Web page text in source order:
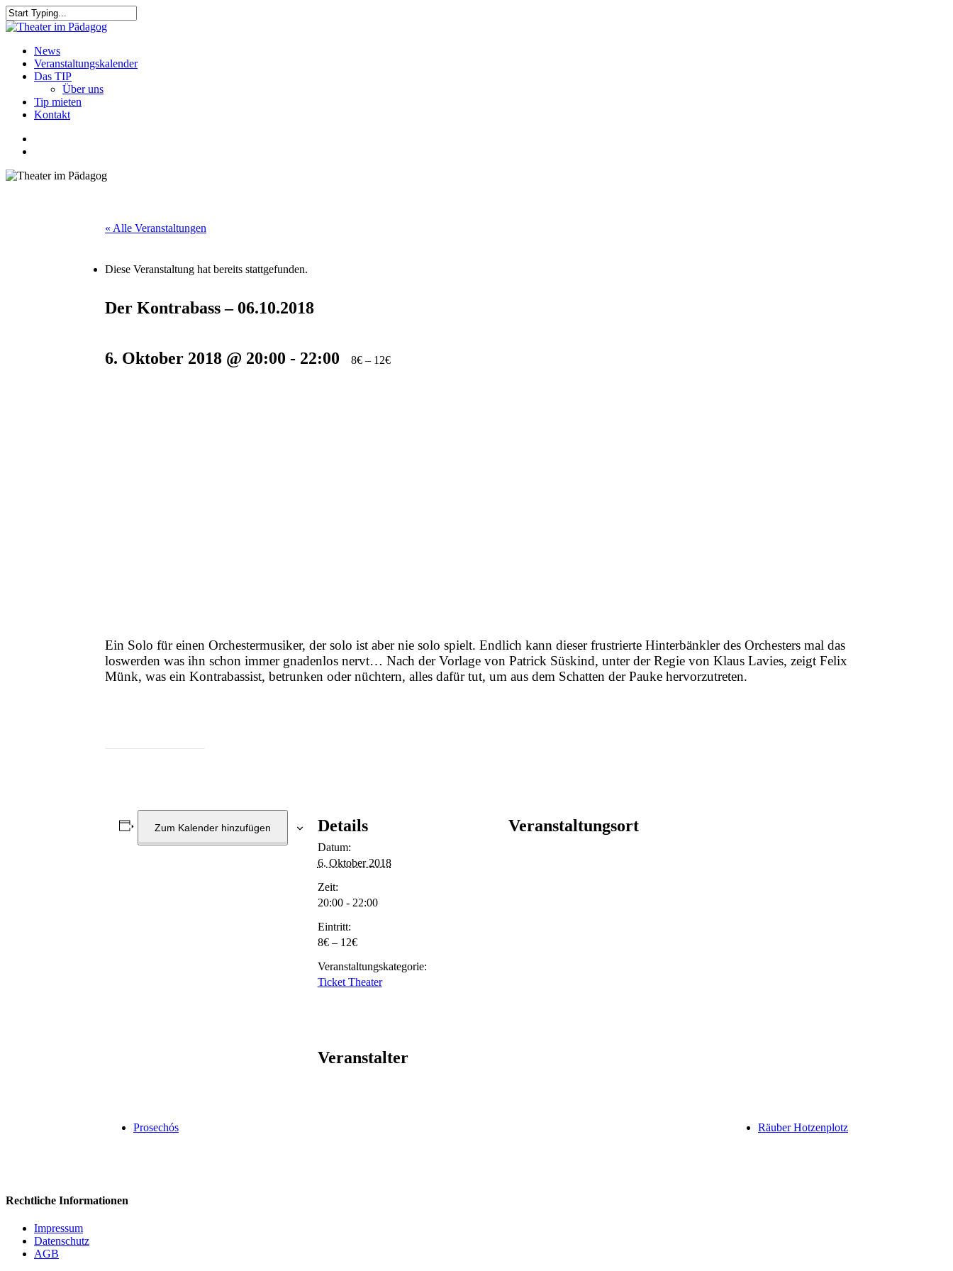
Skip
to
content
Close
search
Menu
News
Veranstaltungskalender
Das TIP
Über uns
Tip mieten
Kontakt
« Alle Veranstaltungen
Diese Veranstaltung hat bereits stattgefunden.
Der Kontrabass – 06.10.2018
6. Oktober 2018 @ 20:00 - 22:00 8€ – 12€
Ein Solo für einen Orchestermusiker, der solo ist aber nie solo spielt. Endlich kann dieser frustrierte Hinterbänkler des Orchesters mal das
loswerden was ihn schon immer gnadenlos nervt… Nach der Vorlage von Patrick Süskind, unter der Regie von Klaus Lavies, zeigt Felix
Münk, was ein Kontrabassist, betrunken oder nüchtern, alles dafür tut, um aus dem Schatten der Pauke hervorzutreten.
Zum Kalender hinzufügen Details
Datum:
6. Oktober 2018
Zeit:
20:00 - 22:00
Eintritt:
8€ – 12€
Veranstaltungskategorie:
Ticket Theater
Veranstaltungsort
Veranstalter
Prosechós Räuber Hotzenplotz
Rechtliche Informationen
Impressum
Datenschutz
AGB